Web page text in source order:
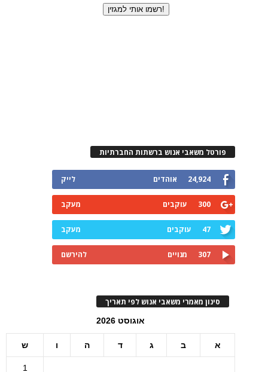
פורטל משאבי אנוש ברשתות החברתיות
24,924 אוהדים לייק
300 עוקבים מעקב
47 עוקבים מעקב
307 מנויים להירשם
סינון מאמרי משאבי אנוש לפי תאריך
אוגוסט 2026
א ב ג ד ה ו ש
1